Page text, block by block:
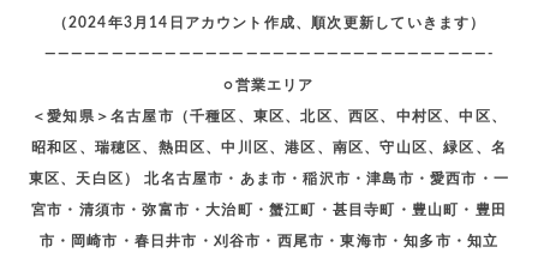
（2024年3月14日アカウント作成、順次更新していきます）
—————————————————————————————————-
○営業エリア
＜愛知県＞名古屋市（千種区、東区、北区、西区、中村区、中区、
昭和区、瑞穂区、熱田区、中川区、港区、南区、守山区、緑区、名
東区、天白区） 北名古屋市・あま市・稲沢市・津島市・愛西市・一
宮市・清須市・弥富市・大治町・蟹江町・甚目寺町・豊山町・豊田
市・岡崎市・春日井市・刈谷市・西尾市・東海市・知多市・知立